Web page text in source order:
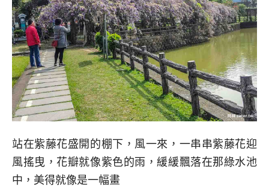
站在紫藤花盛開的棚下，風一來，一串串紫藤花迎
風搖曳，花瓣就像紫色的雨，緩緩飄落在那綠水池
中，美得就像是一幅畫